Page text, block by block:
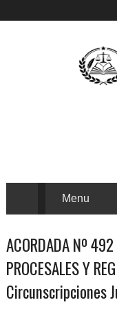
ACORDADA Nº
PROCESALES Y
Circunscripciones